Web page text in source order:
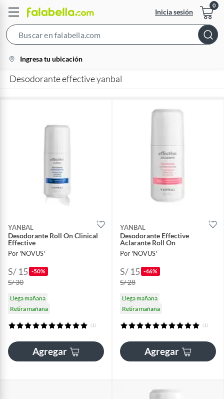
Inicia sesión
Bar
location-
icon
Ingresa tu ubicación
Desodorante effective yanbal
YANBAL
Desodorante Roll On Clinical
Effective
Por 'NOVUS'
S/ 15 -50%
S/ 30
Llega mañana
Retira mañana
(1)
Agregar
YANBAL
Desodorante Effective
Aclarante Roll On
Por 'NOVUS'
S/ 15 -46%
S/ 28
Llega mañana
Retira mañana
(1)
Agregar